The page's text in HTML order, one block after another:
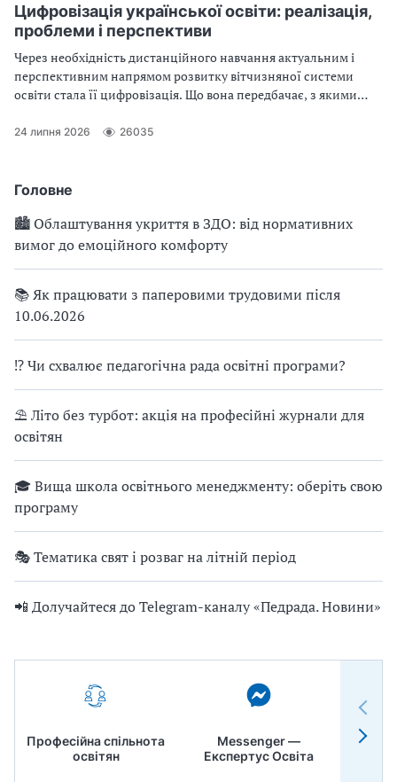
Головне
🏙 Облаштування укриття в ЗДО: від нормативних
вимог до емоційного комфорту
📚 Як працювати з паперовими трудовими після
10.06.2026
⁉ Чи схвалює педагогічна рада освітні програми?
⛱ Літо без турбот: акція на професійні журнали для
освітян
🎓 Вища школа освітнього менеджменту: оберіть свою
програму
🎭 Тематика свят і розваг на літній період
📲 Долучайтеся до Telegram-каналу «Педрада. Новини»
Професійна спільнота
освітян
Messenger —
Експертус Освіта
Цифровізація української освіти: реалізація,
проблеми і перспективи
Через необхідність дистанційного навчання актуальним і
перспективним напрямом розвитку вітчизняної системи
освіти стала її цифровізація. Що вона передбачає, з якими
платформи цифрової освіти, що чекає педагогів і здобувачів
24 липня 2026 26035